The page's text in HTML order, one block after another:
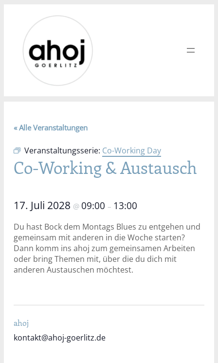
« Alle Veranstaltungen
Veranstaltungsserie: Co-Working Day
Co-Working & Austausch
17. Juli 2028 @ 09:00 – 13:00
Du hast Bock dem Montags Blues zu entgehen und
gemeinsam mit anderen in die Woche starten?
Dann komm ins ahoj zum gemeinsamen Arbeiten
oder bring Themen mit, über die du dich mit
anderen Austauschen möchtest.
ahoj
kontakt@ahoj-goerlitz.de